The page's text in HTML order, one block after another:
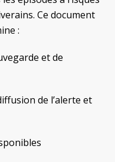
. Ce document
:
et de
de l’alerte et